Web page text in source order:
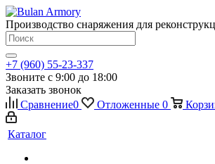
Производство снаряжения для
+7 (960) 55-23-337
Звоните с 9:00 до 18:00
Заказать звонок
Сравнение0 Отложенные 0
Каталог